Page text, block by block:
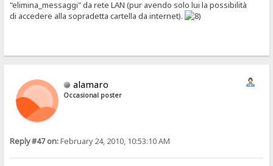
"elimina_messaggi" da rete LAN (pur avendo solo lui la possibilità
di accedere alla sopradetta cartella da internet).
alamaro
Occasional poster
Reply #47 on:February 24, 2010, 10:53:10 AM